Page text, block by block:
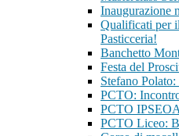
Inaugurazione
Qualificati per
Pasticceria!
Banchetto
Festa del
Stefano
PCTO:
PCTO
PCTO Liceo: